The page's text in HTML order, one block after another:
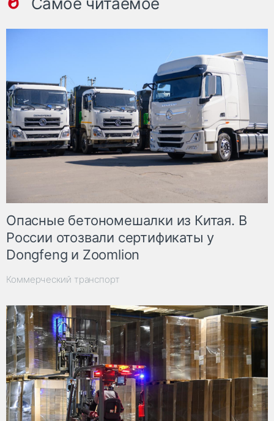
Опасные бетономешалки из Китая. В
России отозвали сертификаты у
Dongfeng и Zoomlion
Коммерческий транспорт